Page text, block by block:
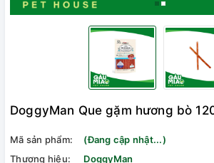
DoggyMan Que gặm hương bò
Mã sản phẩm:
(Đang cập nhật...)
Thương hiệu:
DoggyMan